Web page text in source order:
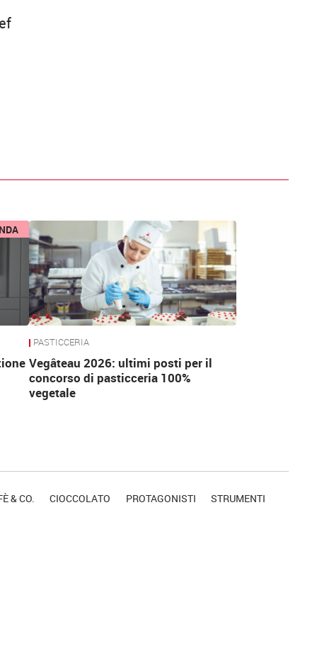
PASTICCERIA
Vegâteau 2026: ultimi posti per il
concorso di pasticceria 100%
vegetale
& CO. CIOCCOLATO PROTAGONISTI STRUMENTI